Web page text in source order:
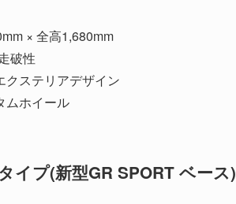
× 全高1,680mm
破性
クステリアデザイン
ムホイール
イプ(新型GR SPORT ベース)